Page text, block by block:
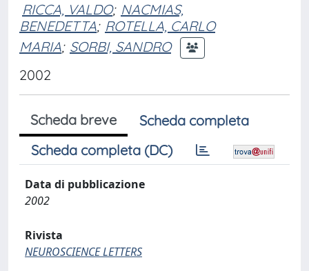
RICCA, VALDO; NACMIAS,
BENEDETTA; ROTELLA, CARLO
MARIA; SORBI, SANDRO
2002
Scheda breve
Scheda completa
Scheda completa (DC)
Data di pubblicazione
2002
Rivista
NEUROSCIENCE LETTERS